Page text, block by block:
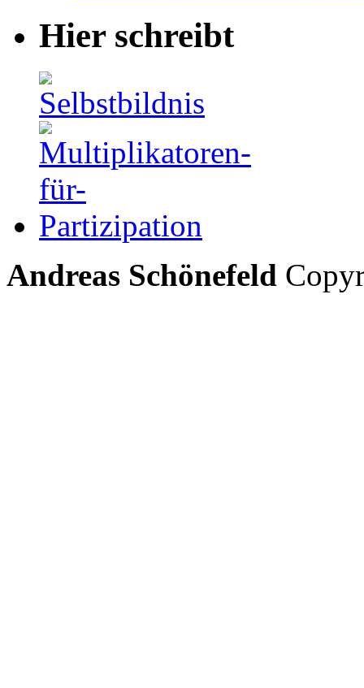
Hier schreibt
Andreas Schönefeld